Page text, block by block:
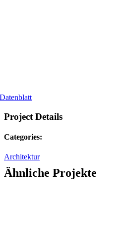
Datenblatt
Project Details
Categories:
Architektur
Ähnliche Projekte